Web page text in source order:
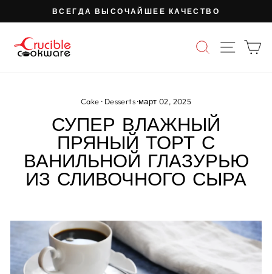
к
содержимому
Пауза
ВСЕГДА ВЫСОЧАЙШЕЕ КАЧЕСТВО
ПОИСК
Cake · Desserts·март 02, 2025
СУПЕР ВЛАЖНЫЙ
ПРЯНЫЙ ТОРТ С
ВАНИЛЬНОЙ ГЛАЗУРЬЮ
ИЗ СЛИВОЧНОГО СЫРА